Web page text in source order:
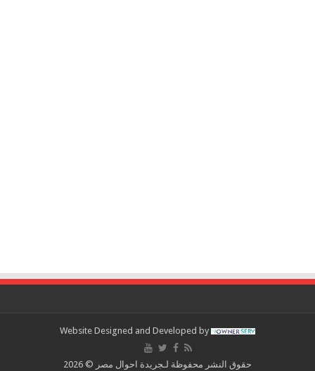
Website Designed and Developed by
حقوق النشر محفوظة لـجريدة احوال مصر © 2026